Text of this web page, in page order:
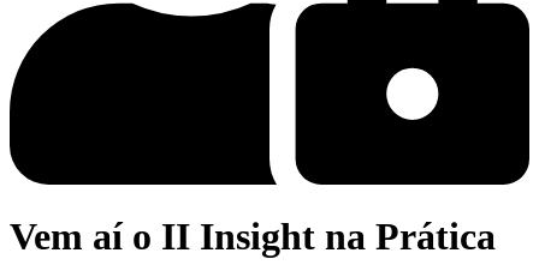
Vem aí o II Insight na Prática